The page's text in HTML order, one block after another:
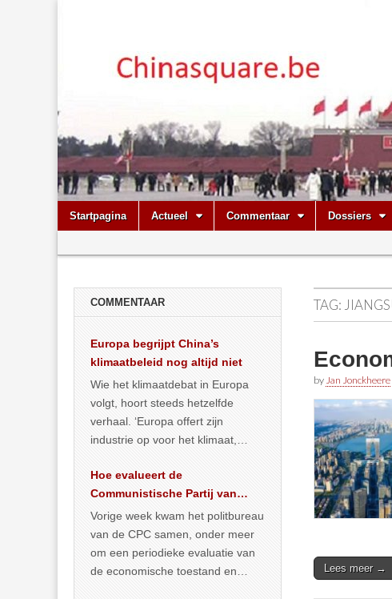
Chinasquare.be
Main
menu
Skip
Startpagina Actueel Commentaar Dossiers
menu
TAG:
by Jan Jonckheere
Lees meer →
COMMENTAAR
Europa begrijpt China’s
klimaatbeleid nog altijd niet
Wie het klimaatdebat in Europa
volgt, hoort steeds hetzelfde
verhaal. ‘Europa offert zijn
industrie op voor het klimaat,
vergroening… >> lees meer
Hoe evalueert de
Communistische Partij van
China de economische
situatie?
Vorige week kwam het politbureau
van de CPC samen, onder meer
om een periodieke evaluatie van
de economische toestand en